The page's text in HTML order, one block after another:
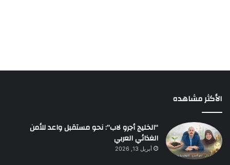
الأكثر مشاهده
“الخليج أجرو لاب”: نحو مستقبل واعد للأمن
الغذائي العربي
أبريل 13, 2026